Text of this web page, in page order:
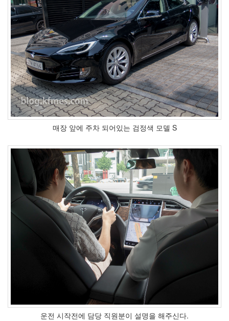
매장 앞에 주차 되어있는 검정색 모델 S
운전 시작전에 담당 직원분이 설명을 해주신다.